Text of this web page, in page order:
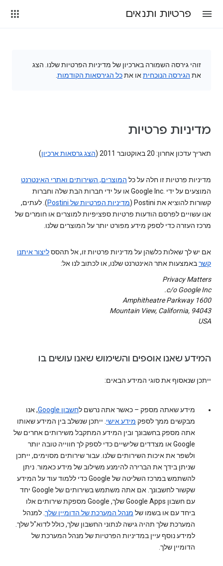
פרטיות ותנאים
זוהי גירסה השמורה בארכיון של מדיניות הפרטיות שלנו. הצג
את הגירסה הנוכחית או אתכל הגירסאות הקודמות
מדיניות פרטיות
תאריך עדכון אחרון: 20 באוקטובר 2011 ( הצג גרסאות ארכיון)
מדיניות פרטיות זו חלה על כל המוצרים, השירותים ואתרי האינטרנט
המוצעים על ידי Google Inc.‎ או על ידי חברות הבת שלה וחברות
קשורות להוציא את Postini (
מדיניות הפרטיות של Postini
). לעתים,
אנו עשויים לפרסם הודעות פרטיות ספציפיות למוצרים או חומרים של
מרכז העזרה כדי לספק מידע מפורט יותר על המוצרים שלנו.
אם יש לך שאלות כלשהן על מדיניות פרטיות זו, אל תהססליצור איתנו
קשרבאמצעות אתר האינטרנט שלנו, או לכתוב לנו אל:
Privacy Matters
c/o Google Inc.
1600 Amphitheatre Parkway
Mountain View, California, 94043
USA
המידע שאנו אוספים והשימוש שאנו עושים בו
ייתכן שנאסוף את סוגי המידע הבאים:
מידע שאתה מספק – כאשר אתה נרשם לחשבון Google
‏, אנו
מבקשים ממך לספק ‏מידע אישי . ייתכן שנשלב בין המידע שאותו
אתה מספק בחשבונך ובין המידע המתקבל משירותים אחרים של
Google או מצדדים שלישיים כדי לספק לך חווייה טובה יותר
ולשפר את איכות השירותים שלנו. עבור שירותים מסוימים, ייתכן
שניתן בידך את הברירה להימנע משילוב של מידע כאמור. ניתן
להשתמש במרכז השליטה של Google כדי ללמוד עוד על המידע
שקשור לחשבונך. אם אתה משתמש בשירותים של Google יחד
עם חשבון Google Apps שלך, ‏Google מספקת שירותים אלו
ביחד עם או בשמו של מנהל המערכת של הדומיין שלך . למנהל
המערכת שלך תהיה גישה לנתוני החשבון שלך, כולל לדוא"ל שלך.
למידע נוסף עיין במדיניות הפרטיות של מנהל המערכת של
הדומיין שלך.